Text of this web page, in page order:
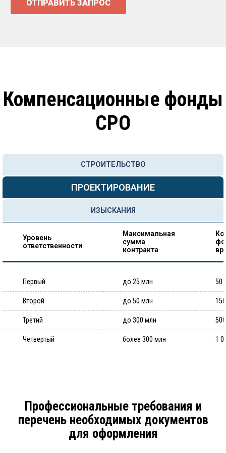
ОТПРАВИТЬ ЗАПРОС
Компенсационные фонды
СРО
СТРОИТЕЛЬСТВО
ПРОЕКТИРОВАНИЕ
ИЗЫСКАНИЯ
Уровень
ответственности
Максимальная
сумма
контракта
Первый до 25 млн 50
Второй до 50 млн
Третий до 300 млн
Четвертый более 300 млн 1
Профессиональные требования и
перечень необходимых документов
для оформления